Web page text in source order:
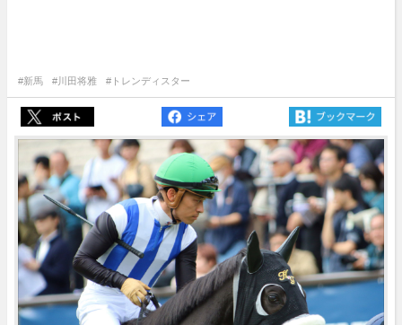
#新馬 #川田将雅 #トレンディスター